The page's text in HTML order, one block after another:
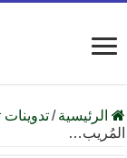
الرئيسية /تدوينات
المُريب…